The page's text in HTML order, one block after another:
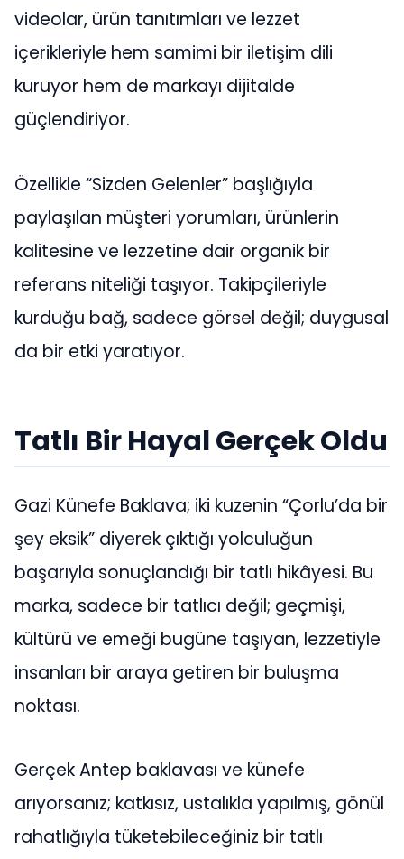
videolar, ürün tanıtımları ve lezzet
içerikleriyle hem samimi bir iletişim dili
kuruyor hem de markayı dijitalde
güçlendiriyor.
Özellikle “Sizden Gelenler” başlığıyla
paylaşılan müşteri yorumları, ürünlerin
kalitesine ve lezzetine dair organik bir
referans niteliği taşıyor. Takipçileriyle
kurduğu bağ, sadece görsel değil; duygusal
da bir etki yaratıyor.
Tatlı Bir Hayal Gerçek Oldu
Gazi Künefe Baklava; iki kuzenin “Çorlu’da bir
şey eksik” diyerek çıktığı yolculuğun
başarıyla sonuçlandığı bir tatlı hikâyesi. Bu
marka, sadece bir tatlıcı değil; geçmişi,
kültürü ve emeği bugüne taşıyan, lezzetiyle
insanları bir araya getiren bir buluşma
noktası.
Gerçek Antep baklavası ve künefe
arıyorsanız; katkısız, ustalıkla yapılmış, gönül
rahatlığıyla tüketebileceğiniz bir tatlı